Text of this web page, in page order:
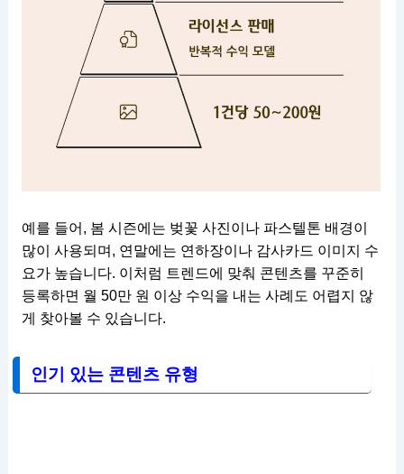
예를 들어, 봄 시즌에는 벚꽃 사진이나 파스텔톤 배경이
많이 사용되며, 연말에는 연하장이나 감사카드 이미지 수
요가 높습니다. 이처럼 트렌드에 맞춰 콘텐츠를 꾸준히
등록하면 월 50만 원 이상 수익을 내는 사례도 어렵지 않
게 찾아볼 수 있습니다.
인기 있는 콘텐츠 유형